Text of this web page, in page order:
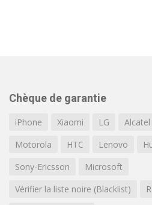
Chèque de garantie
iPhone Xiaomi LG Alcatel
Motorola
HTC Lenovo
Sony-Ericsson
Microsoft
Vérifier la liste noire (Blacklist)